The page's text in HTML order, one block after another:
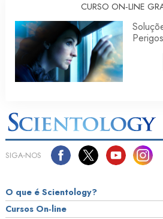
CURSO ON‑LINE
SIGA‑NOS
O que é Scientology?
Cursos On‑line